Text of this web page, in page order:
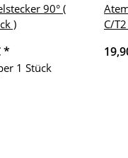
90° (
)
*
1 Stück
C/